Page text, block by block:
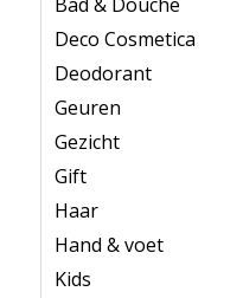
Deco Cosmetica
Deodorant
Geuren
Gezicht
Gift
Haar
Hand & voet
Kids